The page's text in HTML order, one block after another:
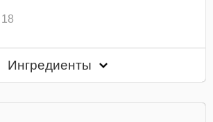
18
Ингредиенты